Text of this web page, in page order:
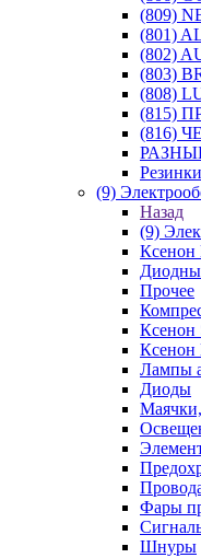
(809)
(801)
(802)
(803)
(808)
(815)
(816)
(9)
Назад
(9)
Ксенон
Прочее
Ксенон
Лампы
Диоды
Фары
Шнуры